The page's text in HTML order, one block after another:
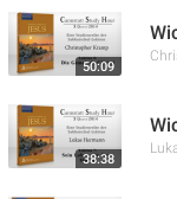
50:09
38:38